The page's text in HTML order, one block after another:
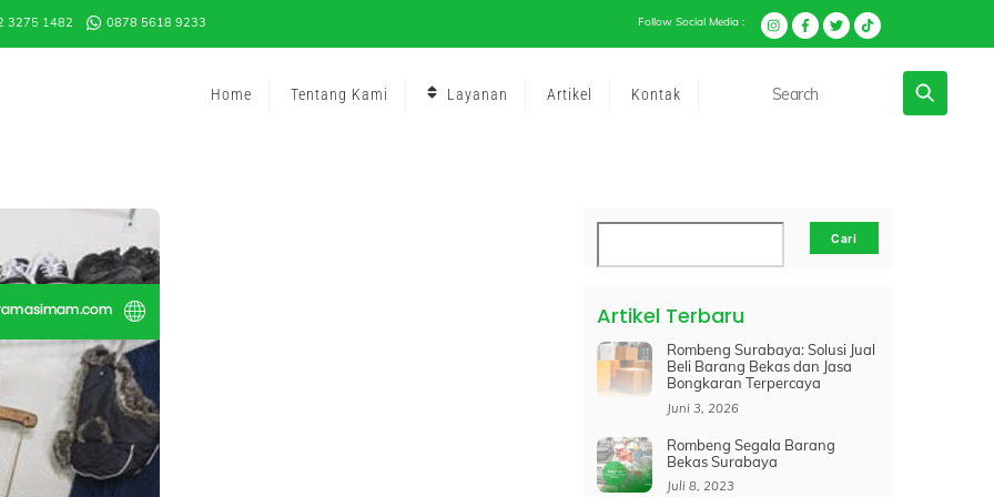
3275 1482 0878 5618 9233 Follow Social Media :
Home Tentang Kami Layanan Artikel Kontak
Cari Cari
Artikel Terbaru
Rombeng Surabaya: Solusi Jual
Beli Barang Bekas dan Jasa
Bongkaran Terpercaya
Juni 3, 2026
Rombeng Segala Barang
Bekas Surabaya
Juli 8, 2023